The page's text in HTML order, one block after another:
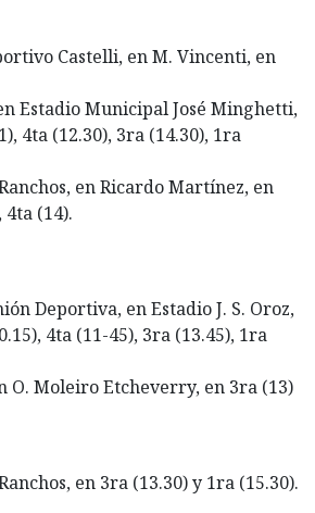
Castelli, en M. Vincenti, en
Estadio Municipal José Minghetti,
4ta (12.30), 3ra (14.30), 1ra
en Ricardo Martínez, en
4ta (14).
Deportiva, en Estadio J. S. Oroz,
4ta (11-45), 3ra (13.45), 1ra
O. Moleiro Etcheverry, en 3ra (13)
en 3ra (13.30) y 1ra (15.30).